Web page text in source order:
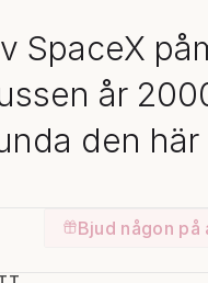
SpaceX
år
den här
Bjud någon på